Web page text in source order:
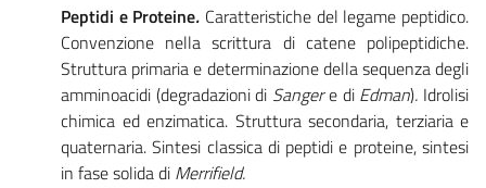
Peptidi e Proteine. Caratteristiche del legame peptidico.
Convenzione nella scrittura di catene polipeptidiche.
Struttura primaria e determinazione della sequenza degli
amminoacidi (degradazioni di Sangere di Edman). Idrolisi
chimica ed enzimatica. Struttura secondaria, terziaria e
quaternaria. Sintesi classica di peptidi e proteine, sintesi
in fase solida di Merrifield.